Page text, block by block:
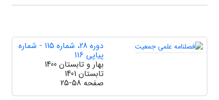
دوره 28، شماره 115 - شماره
پیاپی 116
بهار و تابستان 1400
تابستان 1401
صفحه 25-58